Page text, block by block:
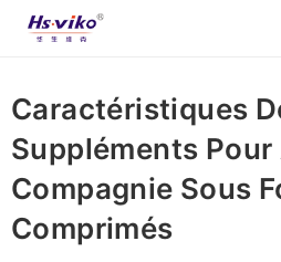
Caractéristiques
Suppléments Pour
Compagnie Sous
Comprimés